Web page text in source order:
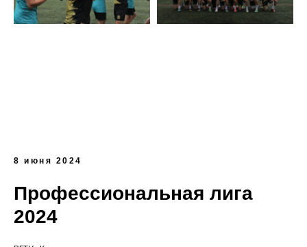
8 июня 2024
Профессиональная лига
2024